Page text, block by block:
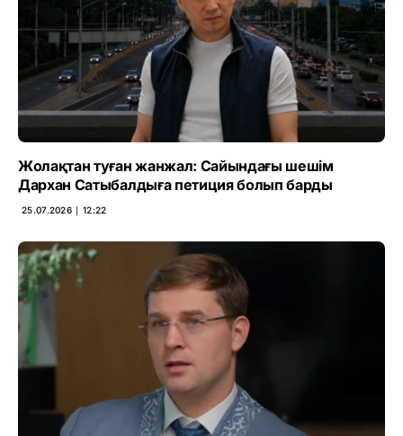
Жолақтан туған жанжал: Сайындағы шешім
Дархан Сатыбалдыға петиция болып барды
25.07.2026 ∣ 12:22